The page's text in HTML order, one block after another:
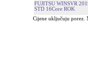
FUJITSU WINSVR
STD 16Core ROK
Cijene uključuju porez.